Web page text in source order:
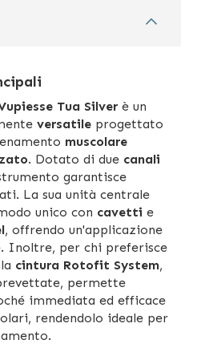
Tua Silver è un
versatile progettato
muscolare
. Dotato di due canali
garantisce
La sua unità centrale
unico con cavetti e
, offrendo un'applicazione
Inoltre, per chi preferisce
cintura Rotofit System,
permette
immediata ed efficace
rendendolo ideale per